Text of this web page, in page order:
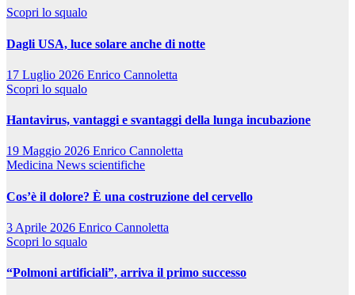
Scopri lo squalo
Dagli USA, luce solare anche di notte
17 Luglio 2026 Enrico Cannoletta
Scopri lo squalo
Hantavirus, vantaggi e svantaggi della lunga incubazione
19 Maggio 2026 Enrico Cannoletta
Medicina News scientifiche
Cos’è il dolore? È una costruzione del cervello
3 Aprile 2026 Enrico Cannoletta
Scopri lo squalo
“Polmoni artificiali”, arriva il primo successo